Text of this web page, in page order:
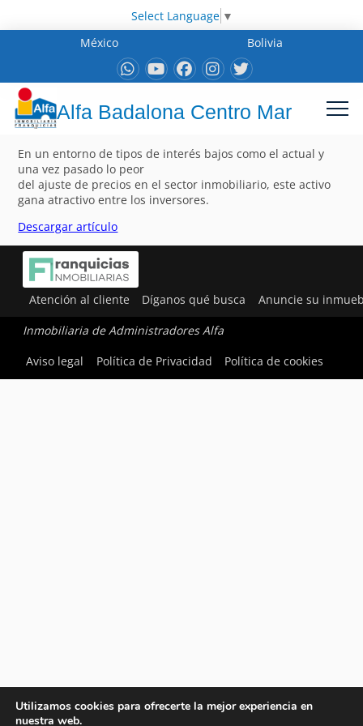
Select Language ▼
México
Bolivia
Alfa Badalona Centro Mar
En un entorno de tipos de interés bajos como el actual y
una vez pasado lo peor
del ajuste de precios en el sector inmobiliario, este activo
gana atractivo entre los inversores.
Descargar artículo
Atención al cliente Díganos qué busca Anuncie su
Inmobiliaria de Administradores Alfa
Aviso legal
Política de Privacidad Política de cookies
Utilizamos cookies para ofrecerte la mejor experiencia en
nuestra web.